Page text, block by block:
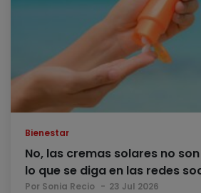
Bienestar
No, las cremas solares no
lo que se diga en las redes
Por Sonia Recio 23 Jul 2026